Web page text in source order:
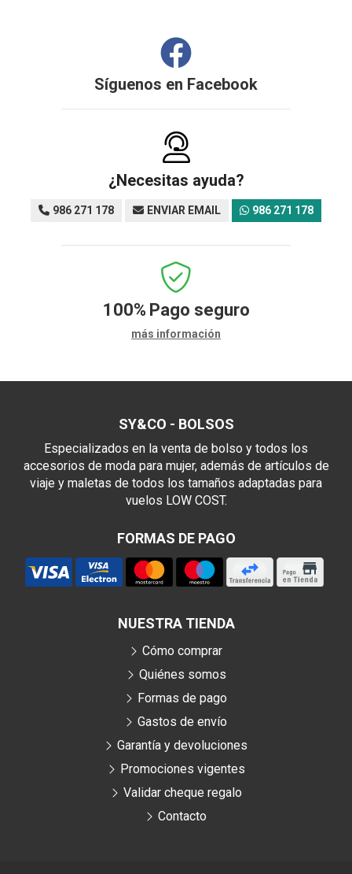
Síguenos en Facebook
¿Necesitas ayuda?
986 271 178 ENVIAR EMAIL 986 271 178
100% Pago seguro
más información
SY&CO - BOLSOS
Especializados en la venta de bolso y todos los
accesorios de moda para mujer, además de artículos de
viaje y maletas de todos los tamaños adaptadas para
vuelos LOW COST.
FORMAS DE PAGO
NUESTRA TIENDA
Cómo comprar
Quiénes somos
Formas de pago
Gastos de envío
Garantía y devoluciones
Promociones vigentes
Validar cheque regalo
Contacto